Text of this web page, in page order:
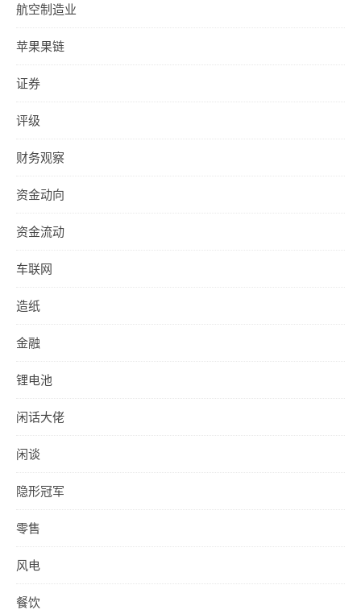
航空制造业
苹果果链
证券
评级
财务观察
资金动向
资金流动
车联网
造纸
金融
锂电池
闲话大佬
闲谈
隐形冠军
零售
风电
餐饮